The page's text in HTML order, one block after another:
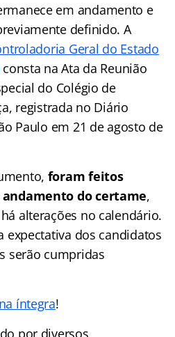
em andamento e
definido. A
Geral do Estado
consta na Ata da Reunião
do Colégio de
registrada no Diário
Paulo em 21 de agosto de
foram feitos
do certame,
alterações no calendário.
expectativa dos candidatos
serão cumpridas
íntegra!
por diversos